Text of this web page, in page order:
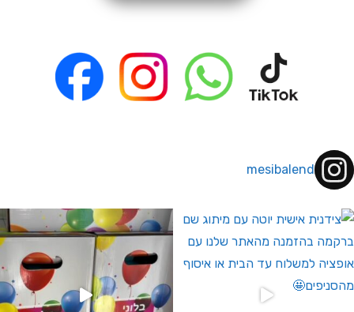
mesibalend
לחברי מועדון ומצטרפים חדשים🤍